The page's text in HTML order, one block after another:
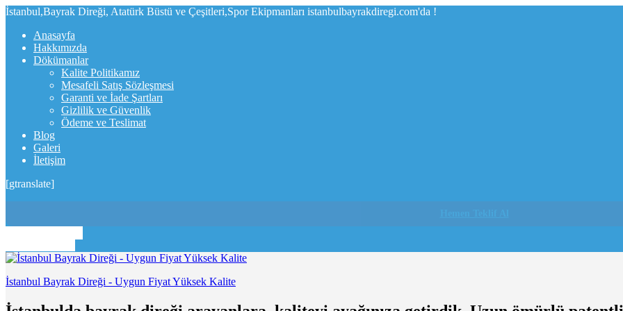
İstanbul,Bayrak Direği, Atatürk Büstü ve Çeşitleri,Spor Ekipmanları istanbulbayrakdiregi.com'da !
Anasayfa
Hakkımızda
Dökümanlar
Kalite Politikamız
Mesafeli Satış Sözleşmesi
Garanti ve İade Şartları
Gizlilik ve Güvenlik
Ödeme ve Teslimat
Blog
Galeri
İletişim
[gtranslate]
İstanbul Bayrak Direği - Uygun Fiyat Yüksek Kalite